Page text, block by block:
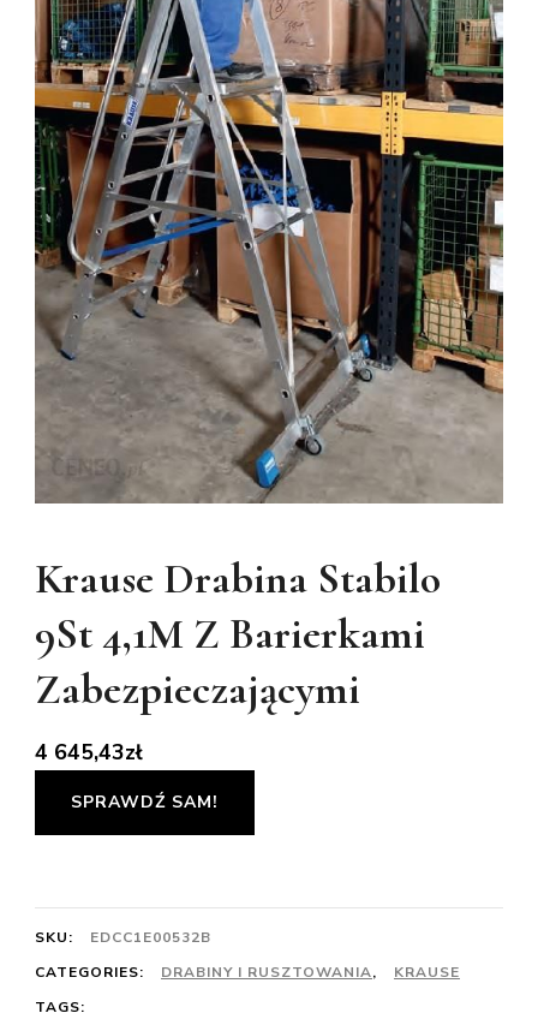
Krause Drabina Stabilo
9St 4,1M Z Barierkami
Zabezpieczającymi
4 645,43zł
SPRAWDŹ SAM!
SKU:
EDCC1E00532B
CATEGORIES:
DRABINY I RUSZTOWANIA,
KRAUSE
TAGS: